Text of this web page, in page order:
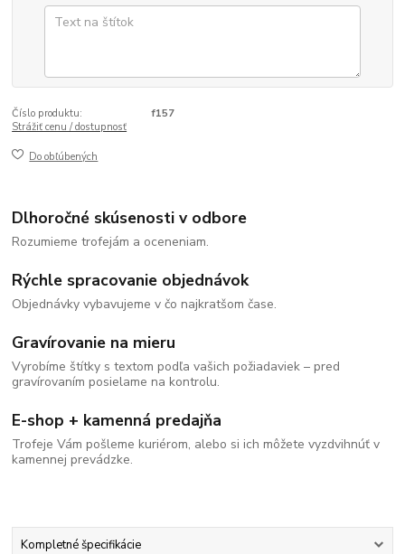
Číslo produktu:
f157
Strážiť cenu / dostupnosť
Do obľúbených
Dlhoročné skúsenosti v odbore
Rozumieme trofejám a oceneniam.
Rýchle spracovanie objednávok
Objednávky vybavujeme v čo najkratšom čase.
Gravírovanie na mieru
Vyrobíme štítky s textom podľa vašich požiadaviek – pred
gravírovaním posielame na kontrolu.
E-shop + kamenná predajňa
Trofeje Vám pošleme kuriérom, alebo si ich môžete vyzdvihnúť v
kamennej prevádzke.
Kompletné špecifikácie